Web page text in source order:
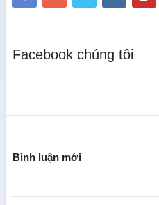
Facebook chúng tôi
Bình luận mới